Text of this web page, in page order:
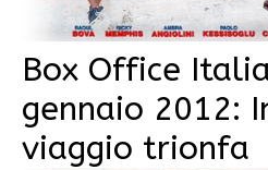
Box Office
gennaio 2012:
viaggio trionfa